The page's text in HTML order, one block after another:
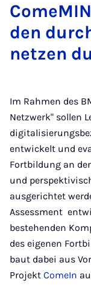
den
net­zen
Im Rahmen des
Netzwerk" sollen
entwickelt und
Fortbildung an
und
ausgerichtet
Assessment
bestehenden
des eigenen
baut dabei aus
Projekt ComeIn